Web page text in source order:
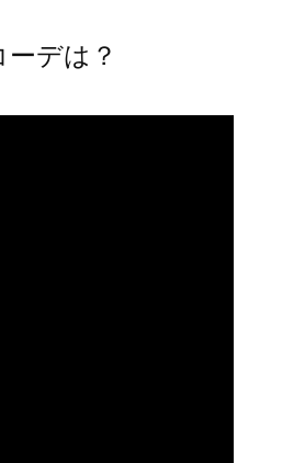
デは？